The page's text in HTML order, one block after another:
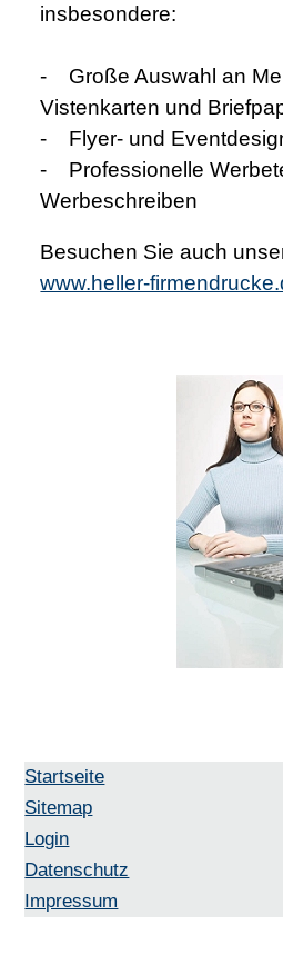
insbesondere:
- Große Auswahl an
Vistenkarten und
- Flyer- und
- Professionelle
Werbeschreiben
Besuchen Sie auch
www.heller-
Startseite
Sitemap
Login
Datenschutz
Impressum